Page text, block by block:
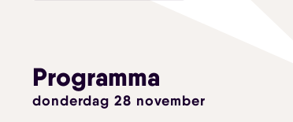
Programma
donderdag 28 november